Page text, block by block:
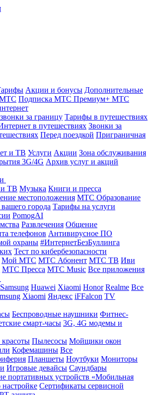
Акции и бонусы Дополнительные
МТС Подписка МТС Премиум+ МТС
за границу Тарифы в путешествиях
в путешествиях Звонки за
Перед поездкой Приграничная
и ТВ Услуги Акции Зона обслуживания
3G/4G Архив услуг и акций
ТВ Музыка Книги и пресса
местоположения МТС Образование
города Тарифы на услуги
PomogAI
Развлечения Общение
телефонов Антивирусное ПО
охраны #ИнтернетБезБуллинга
Тест по кибербезопасности
Мой МТС МТС Абонент МТС ТВ Иви
МТС Пресса МТС Music Все приложения
Samsung Huawei Xiaomi Honor Realme Все
Xiaomi Яндекс iFFalcon TV
Беспроводные наушники Фитнес-
смарт-часы 3G, 4G модемы и
Пылесосы Мойщики окон
Кофемашины Все
Планшеты Ноутбуки Мониторы
Игровые девайсы Саундбары
портативных устройств «Мобильная
Сертификаты сервисной